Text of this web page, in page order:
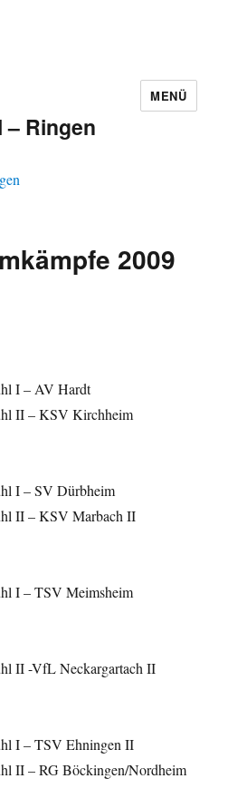
– Ringen
MENÜ
2009
I – AV Hardt
II – KSV Kirchheim
I – SV Dürbheim
II – KSV Marbach II
I – TSV Meimsheim
II -VfL Neckargartach II
I – TSV Ehningen II
II – RG Böckingen/Nordheim